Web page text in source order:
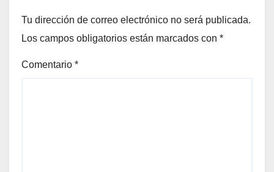
Tu dirección de correo electrónico no será publicada.
Los campos obligatorios están marcados con *
Comentario *